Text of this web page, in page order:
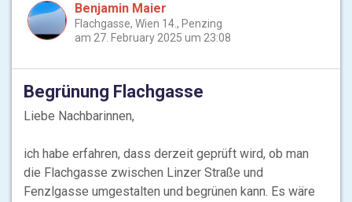
Benjamin Maier
Flachgasse, Wien 14., Penzing
am 27. February 2025 um 23:08
Begrünung Flachgasse
Liebe Nachbarinnen,
ich habe erfahren, dass derzeit geprüft wird, ob man
die Flachgasse zwischen Linzer Straße und
Fenzlgasse umgestalten und begrünen kann. Es wäre